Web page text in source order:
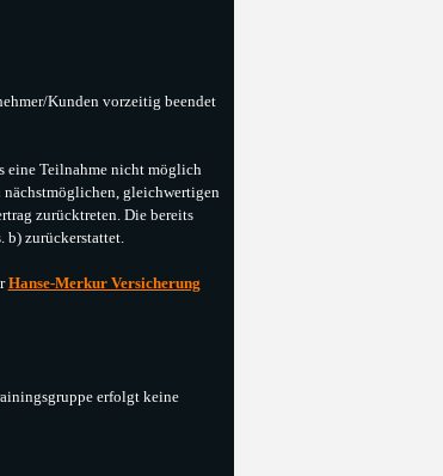
Kunden vorzeitig beendet
eine Teilnahme nicht möglich
nächstmöglichen, gleichwertigen
zurücktreten. Die bereits
b) zurückerstattet.
Hanse-Merkur Versicherung
erfolgt keine